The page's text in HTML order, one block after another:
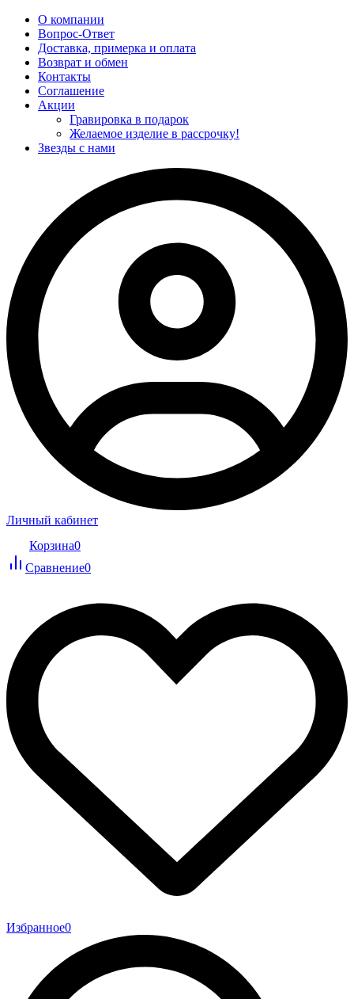
О компании
Вопрос-Ответ
Доставка, примерка и оплата
Возврат и обмен
Контакты
Соглашение
Акции
Гравировка в подарок
Желаемое изделие в рассрочку!
Звезды с нами
Личный кабинет
Корзина0
Сравнение0
Избранное0